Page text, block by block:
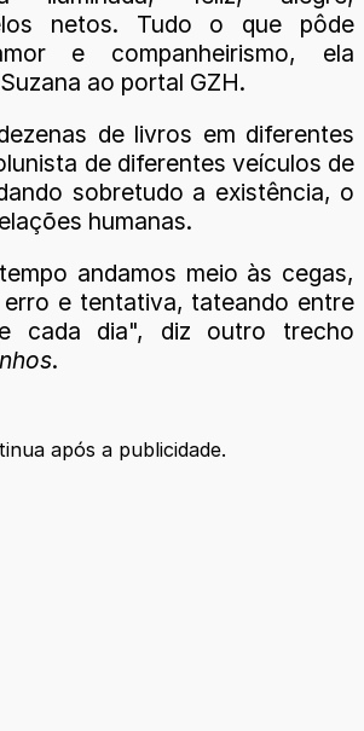
netos. Tudo o que pôde
e companheirismo, ela
ao portal GZH.
de livros em diferentes
de diferentes veículos de
sobretudo a existência, o
humanas.
andamos meio às cegas,
e tentativa, tateando entre
cada dia", diz outro trecho
.
após a publicidade.